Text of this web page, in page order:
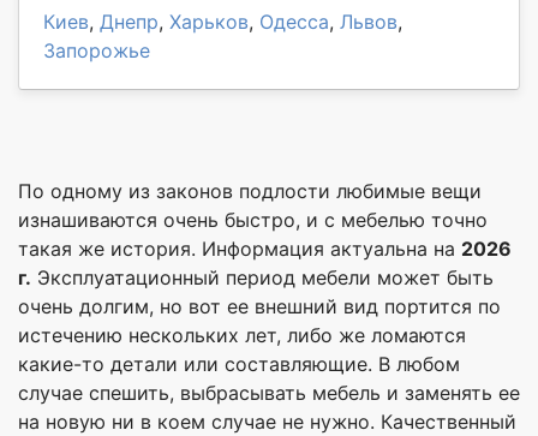
Киев, Днепр, Харьков, Одесса, Львов,
Запорожье
По одному из законов подлости любимые вещи
изнашиваются очень быстро, и с мебелью точно
такая же история. Информация актуальна на 2026
г. Эксплуатационный период мебели может быть
очень долгим, но вот ее внешний вид портится по
истечению нескольких лет, либо же ломаются
какие-то детали или составляющие. В любом
случае спешить, выбрасывать мебель и заменять ее
на новую ни в коем случае не нужно. Качественный